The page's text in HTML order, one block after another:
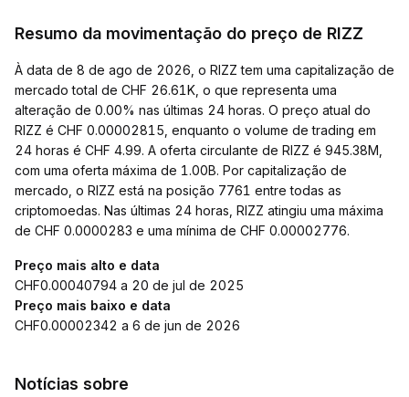
Resumo da movimentação do preço de RIZZ
À data de 8 de ago de 2026, o RIZZ tem uma capitalização de
mercado total de CHF 26.61K, o que representa uma
alteração de 0.00% nas últimas 24 horas. O preço atual do
RIZZ é CHF 0.00002815, enquanto o volume de trading em
24 horas é CHF 4.99. A oferta circulante de RIZZ é 945.38M,
com uma oferta máxima de 1.00B. Por capitalização de
mercado, o RIZZ está na posição 7761 entre todas as
criptomoedas. Nas últimas 24 horas, RIZZ atingiu uma máxima
de CHF 0.0000283 e uma mínima de CHF 0.00002776.
Preço mais alto e data
CHF0.00040794 a 20 de jul de 2025
Preço mais baixo e data
CHF0.00002342 a 6 de jun de 2026
Notícias sobre